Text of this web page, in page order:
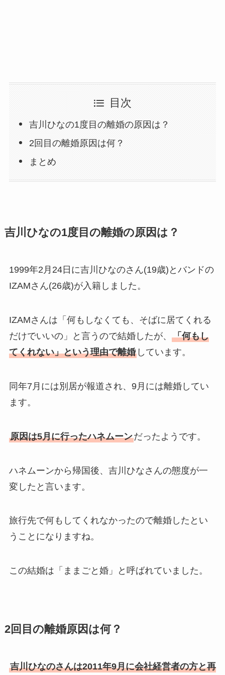
目次
吉川ひなの1度目の離婚の原因は？
2回目の離婚原因は何？
まとめ
吉川ひなの1度目の離婚の原因は？
1999年2月24日に吉川ひなのさん(19歳)とバンドの
IZAMさん(26歳)が入籍しました。
IZAMさんは「何もしなくても、そばに居てくれる
だけでいいの」と言うので結婚したが、 「何もし
てくれない」という理由で離婚しています。
同年7月には別居が報道され、9月には離婚してい
ます。
原因は5月に行ったハネムーンだったようです。
ハネムーンから帰国後、吉川ひなさんの態度が一
変したと言います。
旅行先で何もしてくれなかったので離婚したとい
うことになりますね。
この結婚は「ままごと婚」と呼ばれていました。
2回目の離婚原因は何？
吉川ひなのさんは2011年9月に会社経営者の方と再